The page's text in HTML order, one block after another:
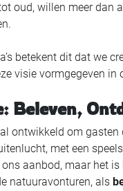
oud, willen meer dan
betekent dit dat we
visie vormgegeven in
Beleven,
ontwikkeld om
met een
aanbod, maar het
natuuravonturen, als